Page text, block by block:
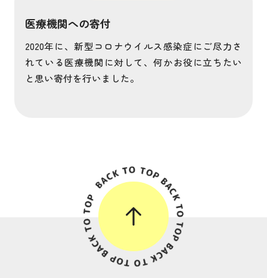
医療機関への寄付
2020年に、新型コロナウイルス感染症にご尽力さ
れている医療機関に対して、何かお役に立ちたい
と思い寄付を行いました。